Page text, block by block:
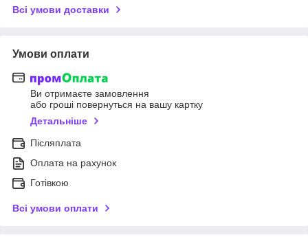
Всі умови доставки
Умови оплати
Ви отримаєте замовлення
або гроші повернуться на вашу картку
Детальніше
Післяплата
Оплата на рахунок
Готівкою
Всі умови оплати